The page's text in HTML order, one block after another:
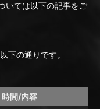
いては以下の記事をご
下の通りです。
時間/内容